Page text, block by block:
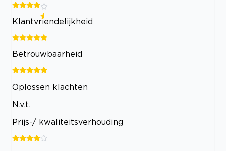
Klantvriendelijkheid
Betrouwbaarheid
Oplossen klachten
N.v.t.
Prijs-/ kwaliteitsverhouding